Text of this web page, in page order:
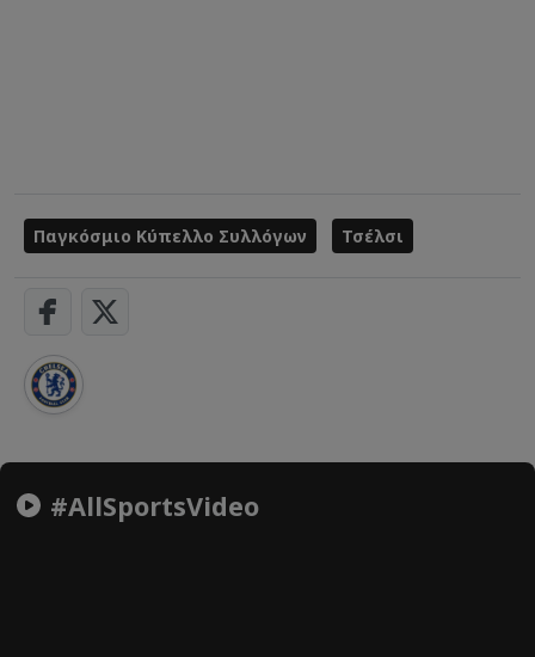
Παγκόσμιο Κύπελλο Συλλόγων Τσέλσι
#AllSportsVideo